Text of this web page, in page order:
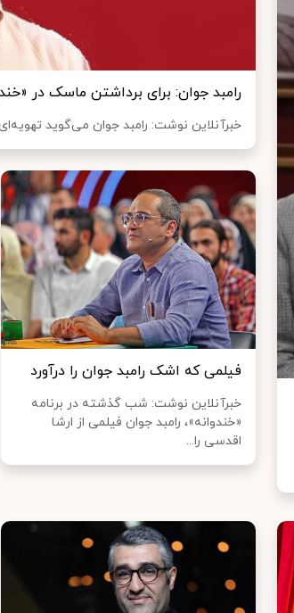
رامبد جوان: برای برداشتن ماسک در
خبرآنلاین نوشت: رامبد جوان می‌گوید
فیلمی که اشک رامبد جوان را درآورد
خبرآنلاین نوشت: شب گذشته در برنامه
«خندوانه»، رامبد جوان فیلمی از ارشا
اقدسی را...